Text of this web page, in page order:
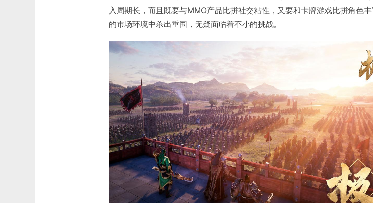
入周期长，而且既要与MMO产品比拼社交粘性，又要和卡牌游戏比拼角色
的市场环境中杀出重围，无疑面临着不小的挑战。